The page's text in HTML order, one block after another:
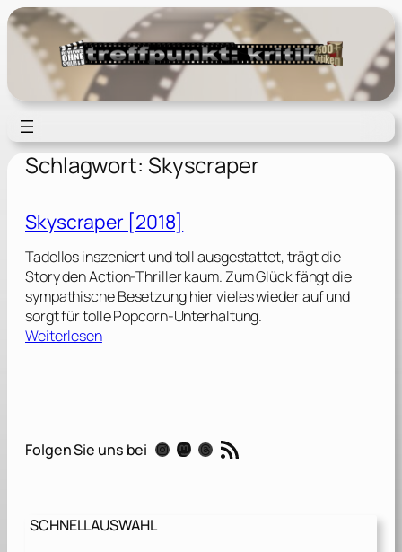
Zum
Inhalt
springen
Schlagwort: Skyscraper
Skyscraper [2018]
Tadellos inszeniert und toll ausgestattet, trägt die
Story den Action-Thriller kaum. Zum Glück fängt die
sympathische Besetzung hier vieles wieder auf und
sorgt für tolle Popcorn-Unterhaltung.
Weiterlesen:
r
r
Folgen Sie uns bei Instagram Mastodon Threads RSS-Feed
SCHNELLAUSWAHL